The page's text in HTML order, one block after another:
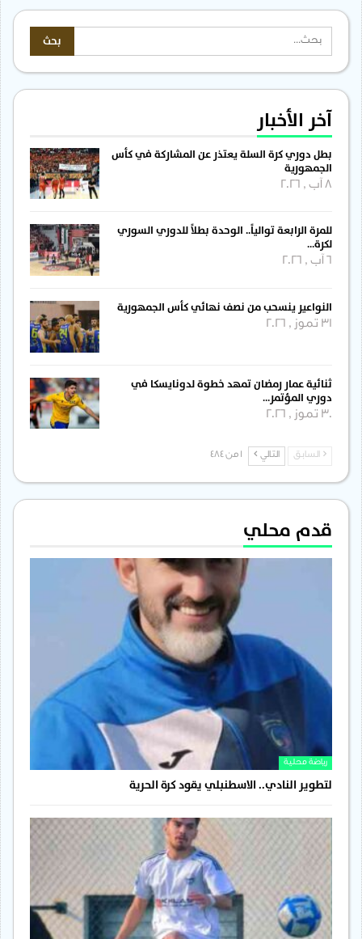
آخر الأخبار
بطل دوري كرة السلة يعتذر عن المشاركة في كأس
الجمهورية
للمرة الرابعة توالياً.. الوحدة بطلاً للدوري السوري
لكرة…
النواعير ينسحب من نصف نهائي كأس الجمهورية
31 تموز , 2026
ثنائية عمار رمضان تمهد خطوة لدونايسكا في
دوري المؤتمر…
30 تموز , 2026
السابق التالي
قدم محلي
رياضة محلية
لتطوير النادي.. الاسطنبلي يقود كرة الحرية